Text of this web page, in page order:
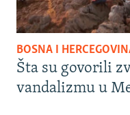
BOSNA I
Šta su govorili
vandalizmu u